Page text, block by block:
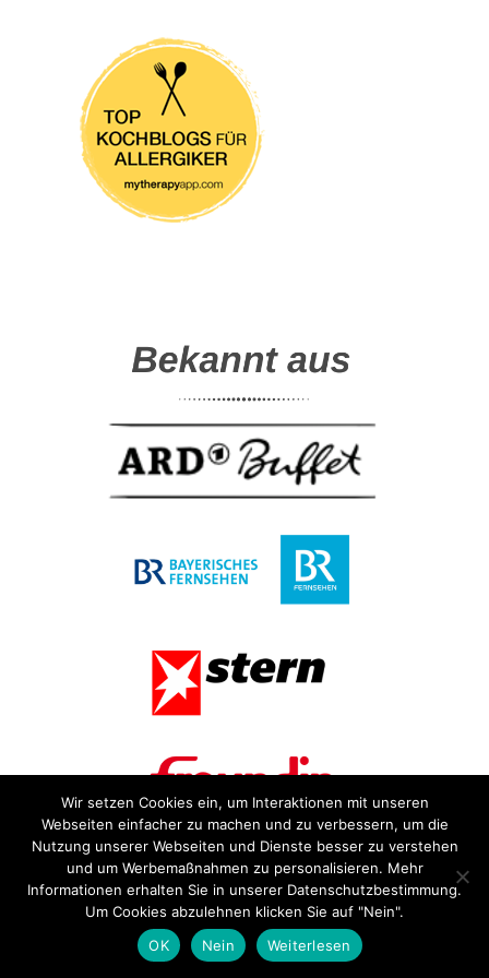
Wir setzen Cookies ein, um Interaktionen mit unseren
Webseiten einfacher zu machen und zu verbessern, um die
Nutzung unserer Webseiten und Dienste besser zu verstehen
und um Werbemaßnahmen zu personalisieren. Mehr
Informationen erhalten Sie in unserer Datenschutzbestimmung.
Um Cookies abzulehnen klicken Sie auf "Nein".
OK
Nein Weiterlesen